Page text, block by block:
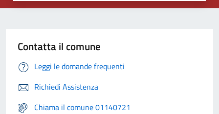
Contatta il comune
Leggi le domande frequenti
Richiedi Assistenza
Chiama il comune 01140721